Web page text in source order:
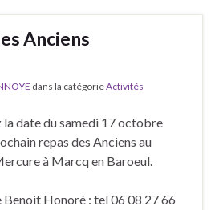
Anciens
dans la catégorieActivités
la date du samedi 17 octobre
repas des Anciens au
à Marcq en Baroeul.
Benoit Honoré : tel 06 08 27 66